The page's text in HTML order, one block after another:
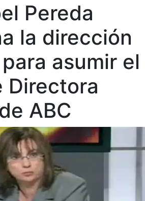
Pereda
la dirección
asumir el
Directora
ABC